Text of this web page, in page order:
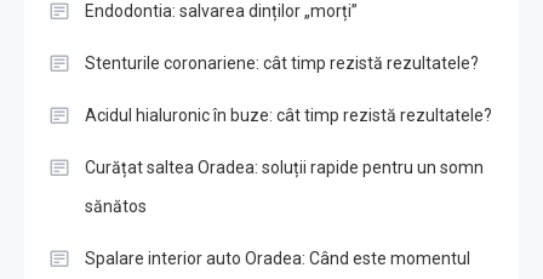
Endodontia: salvarea dinților „morți”
Stenturile coronariene: cât timp rezistă rezultatele?
Acidul hialuronic în buze: cât timp rezistă rezultatele?
Curățat saltea Oradea: soluții rapide pentru un somn
sănătos
Spalare interior auto Oradea: Când este momentul